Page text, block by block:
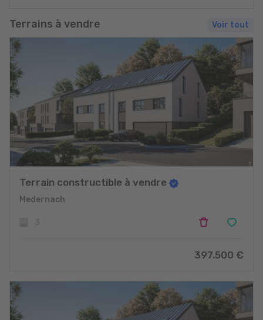
Terrains à vendre Voir tout
Terrain constructible à vendre
Medernach
397.500 €